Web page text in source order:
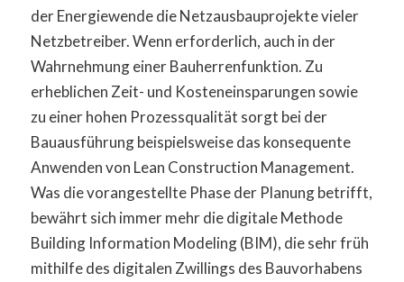
der Energiewende die Netzausbauprojekte vieler
Netzbetreiber. Wenn erforderlich, auch in der
Wahrnehmung einer Bauherrenfunktion. Zu
erheblichen Zeit- und Kosteneinsparungen sowie
zu einer hohen Prozessqualität sorgt bei der
Bauausführung beispielsweise das konsequente
Anwenden von Lean Construction Management.
Was die vorangestellte Phase der Planung betrifft,
bewährt sich immer mehr die digitale Methode
Building Information Modeling (BIM), die sehr früh
mithilfe des digitalen Zwillings des Bauvorhabens